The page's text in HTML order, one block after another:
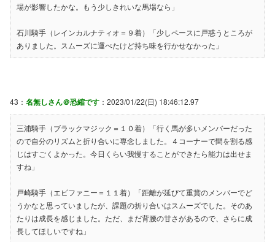
場が影響したかな。もう少しきれいな馬場なら」
石川騎手（レインカルナティオ＝９着）「少しペースに戸惑うところが
ありました。スムーズに運べたけど持ち味を行かせなかった」
43： 名無しさん＠恐縮です ：2023/01/22(日) 18:46:12.97
三浦騎手（ブラックマジック＝１０着）「行く馬が多いメンバーだった
ので自分のリズムと折り合いに専念しました。４コーナーで間を割る感
じはすごくよかった。今日くらい我慢することができたら能力は出せま
すね」
戸崎騎手（エピファニー＝１１着）「距離が延びて重賞のメンバーでど
うかなと思っていましたが、課題の折り合いはスムーズでした。そのあ
たりは成長を感じました。ただ、まだ背腰の甘さがあるので、さらに成
長してほしいですね」